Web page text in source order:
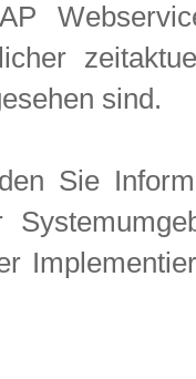
sind.
Sie